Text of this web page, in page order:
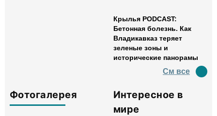
Крылья PODCAST:
Бетонная болезнь. Как
Владикавказ теряет
зеленые зоны и
исторические панорамы
См все
Фотогалерея
Интересное в
мире